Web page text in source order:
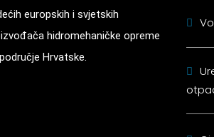
europskih i svjetskih
hidromehaničke opreme
Hrvatske.